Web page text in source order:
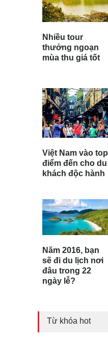
Nhiều tour
thưởng ngoạn
mùa thu giá tốt
Việt Nam vào top
điểm đến cho du
khách độc hành
Năm 2016, bạn
sẽ đi du lịch nơi
đâu trong 22
ngày lễ?
Từ khóa hot